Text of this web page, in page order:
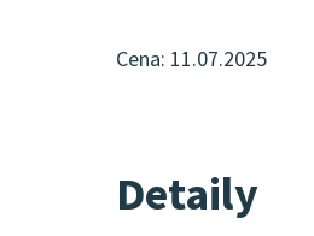
Cena: 11.07.2025
Detaily